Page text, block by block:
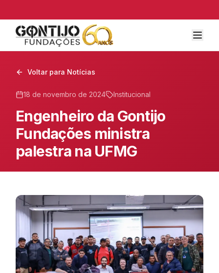
Voltar para Notícias
18 de novembro de 2024 Institucional
Engenheiro da Gontijo
Fundações ministra
palestra na UFMG